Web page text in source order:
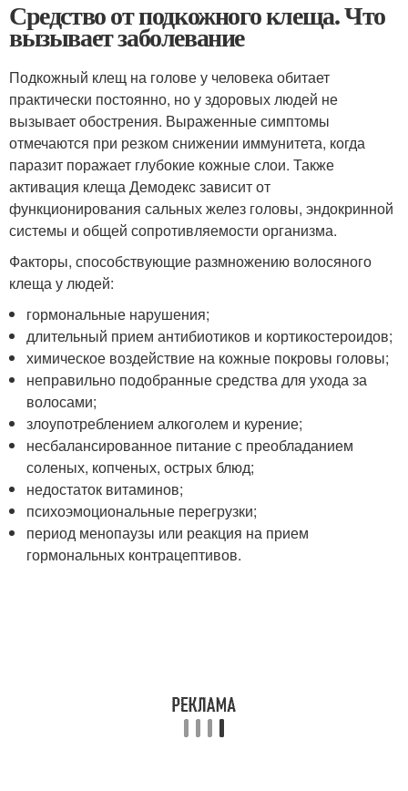
Средство от подкожного клеща. Что
вызывает заболевание
Подкожный клещ на голове у человека обитает
практически постоянно, но у здоровых людей не
вызывает обострения. Выраженные симптомы
отмечаются при резком снижении иммунитета, когда
паразит поражает глубокие кожные слои. Также
активация клеща Демодекс зависит от
функционирования сальных желез головы, эндокринной
системы и общей сопротивляемости организма.
Факторы, способствующие размножению волосяного
клеща у людей:
гормональные нарушения;
длительный прием антибиотиков и кортикостероидов;
химическое воздействие на кожные покровы головы;
неправильно подобранные средства для ухода за
волосами;
злоупотреблением алкоголем и курение;
несбалансированное питание с преобладанием
соленых, копченых, острых блюд;
недостаток витаминов;
психоэмоциональные перегрузки;
период менопаузы или реакция на прием
гормональных контрацептивов.